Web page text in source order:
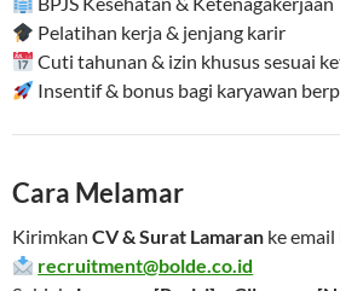
Pelatihan kerja & jenjang karir
Cuti tahunan & izin khusus sesuai
Insentif & bonus bagi karyawan
Cara Melamar
Kirimkan CV & Surat Lamaran ke
recruitment@bolde.co.id